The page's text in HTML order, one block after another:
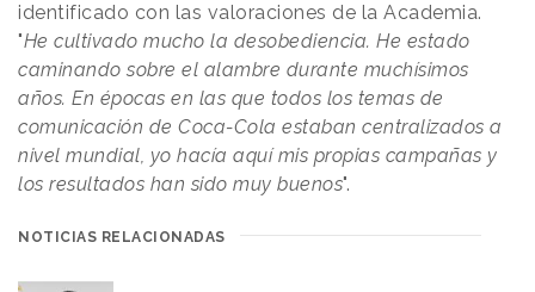
identificado con las valoraciones de la Academia.
"He cultivado mucho la desobediencia. He estado
caminando sobre el alambre durante muchísimos
años. En épocas en las que todos los temas de
comunicación de Coca-Cola estaban centralizados a
nivel mundial, yo hacía aquí mis propias campañas y
los resultados han sido muy buenos".
NOTICIAS RELACIONADAS